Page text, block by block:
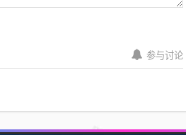
参与讨论